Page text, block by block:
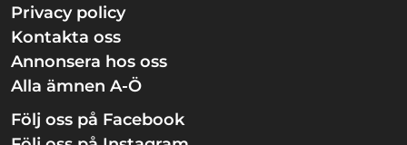
Privacy policy
Kontakta oss
Annonsera hos oss
Alla ämnen A-Ö
Följ oss på Facebook